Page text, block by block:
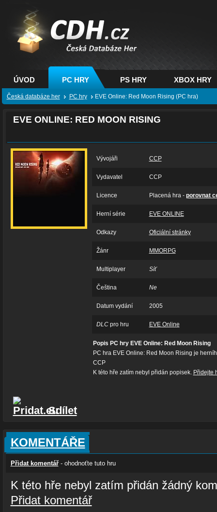
CDH.cz - hry na PC,
PS, XBOX - Česká
databáze her
ÚVOD PC HRY PS HRY XBOX HRY
Česká databáze her PC hry EVE Online: Red Moon Rising (PC hra)
EVE ONLINE: RED MOON RISING
Vývojáři CCP
Vydavatel CCP
Licence Placená hra - porovnat
Herní série EVE ONLINE
Odkazy Oficiální stránky
Žánr MMORPG
Multiplayer Síť
Čeština Ne
Datum vydání 2005
DLCpro hru EVE Online
Popis PC hry EVE Online: Red Moon Rising
PC hra EVE Online: Red Moon Rising je
CCP
K této hře zatím nebyl přidán popisek. Přidejte
Sdílet
KOMENTÁŘE
Přidat komentář- ohodnoťte tuto hru
K této hře nebyl zatím přidán žádný
Přidat komentář